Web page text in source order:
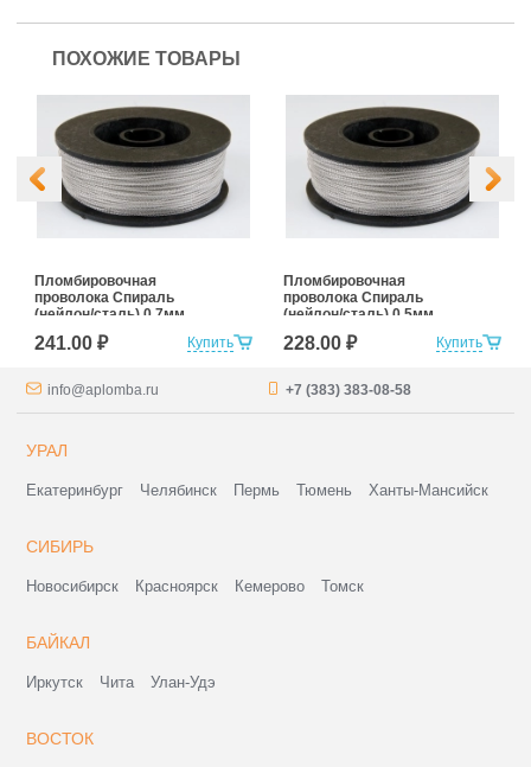
ПОХОЖИЕ ТОВАРЫ
Купить
Пломбировочная
проволока Спираль
(нейлон/сталь) 0,7мм,
241.00 ₽ Купить
Пломбировочная
проволока Спираль
(нейлон/сталь) 0,5мм,
228.00 ₽
info@aplomba.ru +7 (383) 383-08-58
УРАЛ
Екатеринбург Челябинск Пермь Тюмень Ханты-Мансийск
СИБИРЬ
Новосибирск Красноярск Кемерово Томск
БАЙКАЛ
Иркутск Чита Улан-Удэ
ВОСТОК